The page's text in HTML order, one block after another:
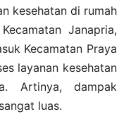
kesehatan di rumah
Janapria,
Kecamatan Praya
layanan kesehatan
Artinya, dampak
luas.